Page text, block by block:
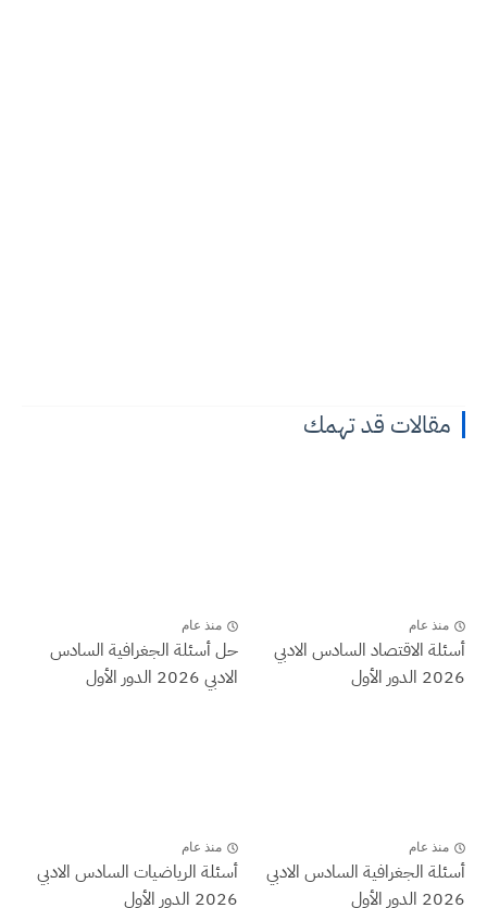
مقالات قد تهمك
منذ عام
أسئلة الاقتصاد السادس الادبي
2026 الدور الأول
منذ عام
حل أسئلة الجغرافية السادس
الادبي 2026 الدور الأول
منذ عام
أسئلة الجغرافية السادس الادبي
2026 الدور الأول
منذ عام
أسئلة الرياضيات السادس الادبي
2026 الدور الأول